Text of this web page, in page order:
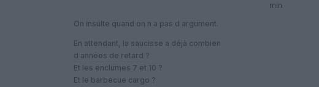
min
On insulte quand on n a pas d argument.
En attendant, la saucisse a déjà combien
d années de retard ?
Et les enclumes 7 et 10 ?
Et le barbecue cargo ?